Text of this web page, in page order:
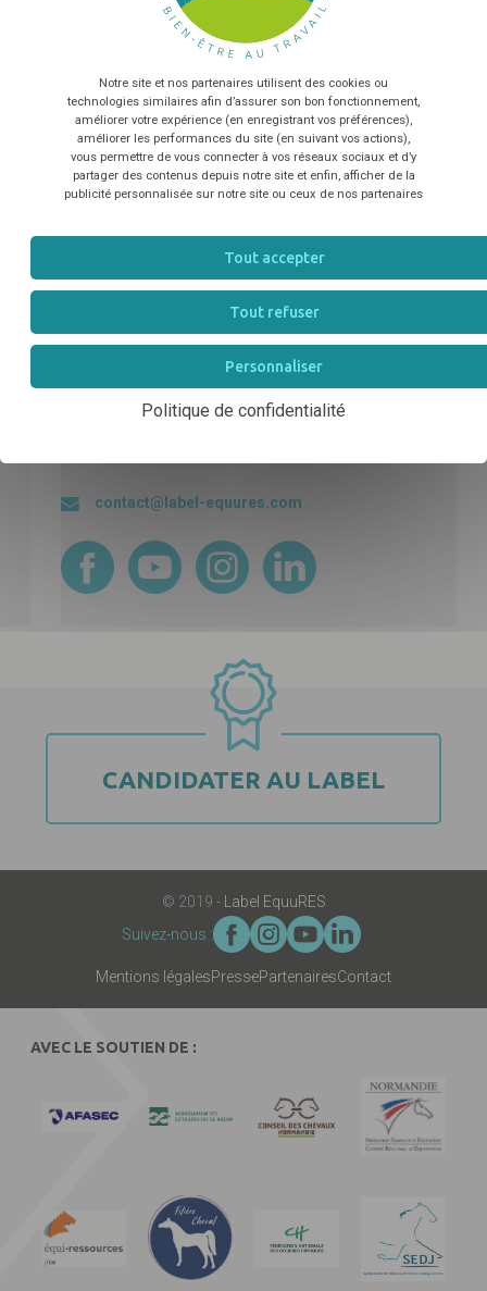
développement
du label
Etre au Travail
06 49 70 82
55
Normandie Équine Vallée
contact@label-equures.com
CANDIDATER AU LABEL
© 2019 -
Label EquuRES
Suivez-nous :
Mentions légalesPressePartenairesContact
AVEC LE SOUTIEN DE :
informations saisies soient exploitées dans le cadre de la
relation commerciale qui peut en découler
TÉLÉCHARGER
Notre site et nos partenaires utilisent des cookies ou
technologies similaires afin d’assurer son bon fonctionnement,
améliorer votre expérience (en enregistrant vos préférences),
améliorer les performances du site (en suivant vos actions),
vous permettre de vous connecter à vos réseaux sociaux et d’y
partager des contenus depuis notre site et enfin, afficher de la
publicité personnalisée sur notre site ou ceux de nos partenaires
Tout accepter
Tout refuser
Personnaliser
Politique de confidentialité